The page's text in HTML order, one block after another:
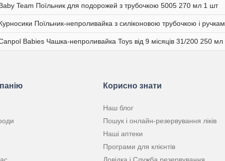
Team Поїльник для подорожей з трубочкою 5005 270 мл 1 шт
Поїльник-непроливайка з силіконовою трубочкою і
Babies Чашка-непроливайка Toys від 9 місяців 31/200 250
Корисно знати
Наш блог
Пошук і онлайн-резервування ліків
Наші аптеки
Програми для клієнтів